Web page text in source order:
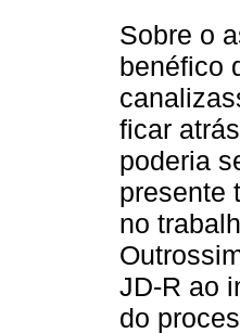
Sobre o
benéfico
ficar
poderia
presente
no
JD-R ao
do